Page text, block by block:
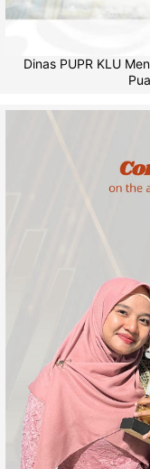
Dinas PUPR KLU